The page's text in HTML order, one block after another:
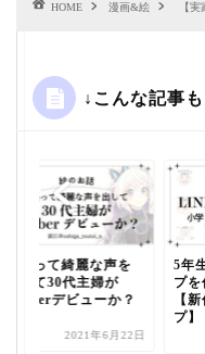
HOME 漫画&絵 【
↓こんな記事
頑張って綺麗な声を
出して30代主婦が
Vtuberデビューか？
2021年6月22日
5年
プを
【
プ】